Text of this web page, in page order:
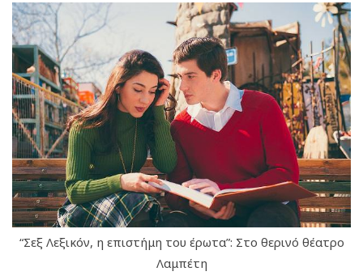
“Σεξ Λεξικόν, η επιστήμη του έρωτα”: Στο θερινό θέατρο
Λαμπέτη